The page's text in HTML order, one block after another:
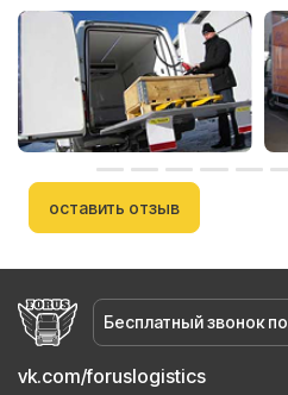
оставить отзыв
Бесплатный звонок
vk.com/foruslogistics